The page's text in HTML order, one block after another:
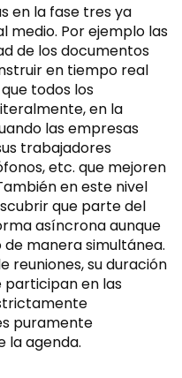
en la fase tres ya
medio. Por ejemplo las
de los documentos
en tiempo real
todos los
en la
las empresas
trabajadores
etc. que mejoren
en este nivel
que parte del
asíncrona aunque
manera simultánea.
reuniones, su duración
participan en las
puramente
la agenda.